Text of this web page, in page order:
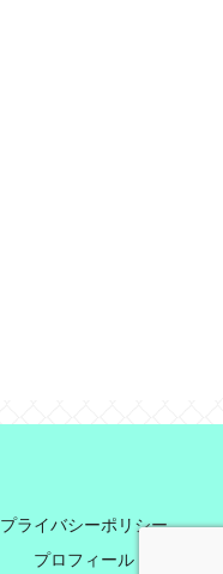
プライバシーポリシー
プロフィール